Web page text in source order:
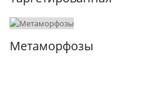
Метаморфозы